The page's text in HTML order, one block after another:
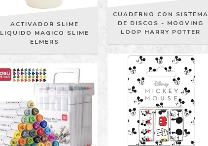
ACTIVADOR SLIME
LIQUIDO MAGICO SLIME
ELMERS
CUADERNO CON SISTEMA
DE DISCOS - MOOVING
LOOP HARRY POTTER